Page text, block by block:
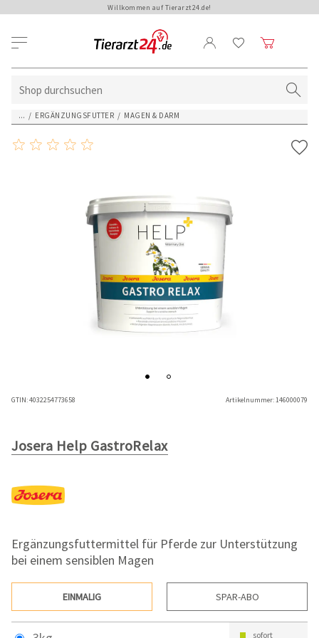
Willkommen auf Tierarzt24.de!
... / ERGÄNZUNGSFUTTER / MAGEN & DARM
GTIN:4032254773658 Artikelnummer:146000079
Josera Help GastroRelax
Ergänzungsfuttermittel für Pferde zur Unterstützung
bei einem sensiblen Magen
EINMALIG SPAR-ABO
sofort